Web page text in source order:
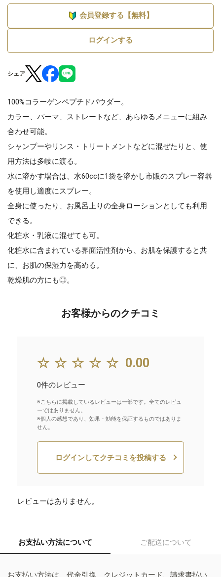
会員登録する【無料】
ログインする
シェア
100%コラーゲンペプチドパウダー。
カラー、パーマ、ストレートなど、あらゆるメニューに組み
合わせ可能。
シャンプーやリンス・トリートメントなどに混ぜたりと、使
用方法は多岐に渡る。
水に溶かす場合は、水60ccに1袋を溶かし市販のスプレー容器
を使用し適度にスプレー。
全身に使ったり、お風呂上りの全身ローションとしても利用
できる。
化粧水・乳液に混ぜても可。
化粧水に含まれている界面活性剤から、お肌を保護すると共
に、お肌の保湿力を高める。
乾燥肌の方にも◎。
お客様からのクチコミ
☆☆☆☆☆ 0.00
0件のレビュー
※こちらに掲載しているレビューは一部です。全てのレビュ
ーではありません。
※個人の感想であり、効果・効能を保証するものではありま
せん。
ログインしてクチコミを投稿する
レビューはありません。
お支払い方法について ご配送について
お支払い方法は、代金引換、クレジットカード、請求書払い